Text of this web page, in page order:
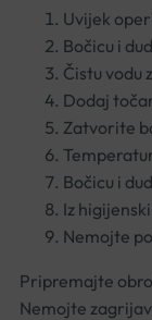
Uvijek
Bočicu i
Čistu vodu
Dodaj
Zatvorite
Bočicu i
Iz
Nemojte
Pripremajte
Nemojte